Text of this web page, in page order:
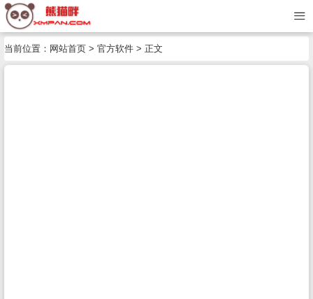
当前位置： 网站首页 > 官方软件 > 正文